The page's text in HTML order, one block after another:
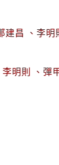
昌 、李明
明則 、彈